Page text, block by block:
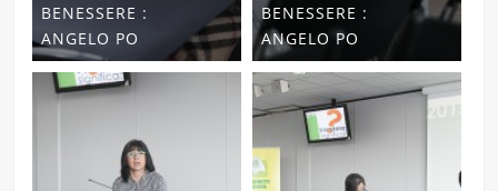
BENESSERE :
ANGELO PO
BENESSERE :
ANGELO PO